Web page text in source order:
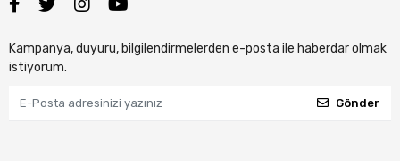
Kampanya, duyuru, bilgilendirmelerden e-posta ile haberdar olmak
istiyorum.
Gönder